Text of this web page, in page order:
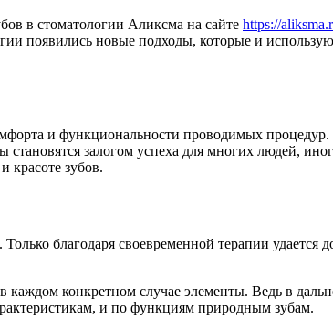
в стоматологии Аликсма на сайте https://
появились новые подходы, которые и
и функциональности проводимых
становятся залогом успеха для многих людей,
красоте зубов.
благодаря своевременной терапии удается
конкретном случае элементы. Ведь в
и по функциям природным зубам.